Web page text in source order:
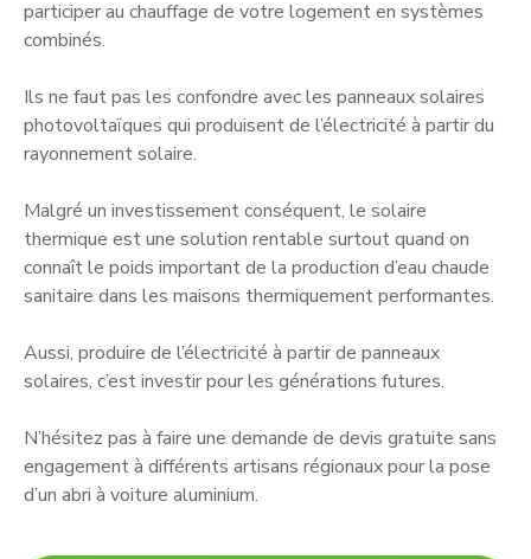
participer au chauffage de votre logement en systèmes
combinés.
Ils ne faut pas les confondre avec les panneaux solaires
photovoltaïques qui produisent de l’électricité à partir du
rayonnement solaire.
Malgré un investissement conséquent, le solaire
thermique est une solution rentable surtout quand on
connaît le poids important de la production d’eau chaude
sanitaire dans les maisons thermiquement performantes.
Aussi, produire de l’électricité à partir de panneaux
solaires, c’est investir pour les générations futures.
N’hésitez pas à faire une demande de devis gratuite sans
engagement à différents artisans régionaux pour la pose
d’un abri à voiture aluminium.